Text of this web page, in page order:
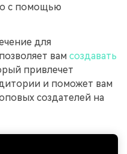
с помощью
для
вам создавать
привлечет
и поможет вам
создателей на